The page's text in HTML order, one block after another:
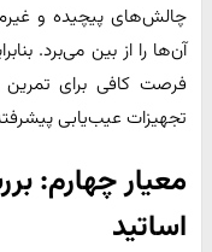
چالش‌های پیچیده و
آن‌ها را از بین می‌برد.
فرصت کافی برای
تجهیزات عیب‌یابی
معیار چهارم:
اساتید